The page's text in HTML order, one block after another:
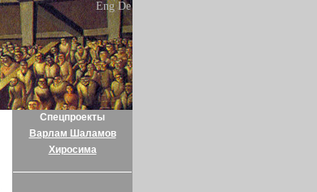
Eng De
Спецпроекты
Варлам Шаламов
Хиросима